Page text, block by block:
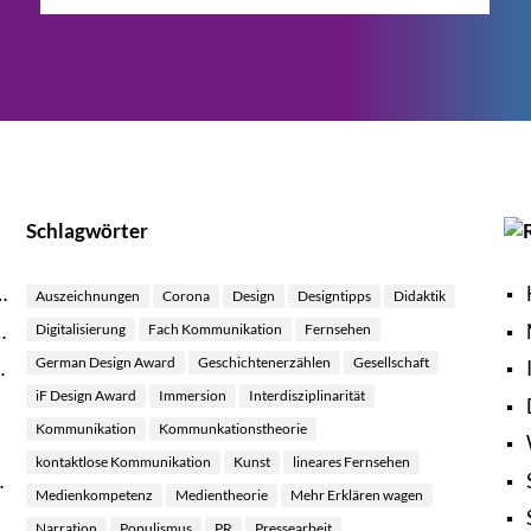
Schlagwörter
Aus­zeich­nun­gen Corona Design Design­tipps
Didak­tik
Digi­ta­li­sie­rung
Fach Kom­mu­ni­ka­tion
Fern­se­hen
Ger­man Design Award
Geschich­ten­er­zäh­len
Gesell­schaft
iF Design Award
Immersion
Inter­diszi­plinari­tät
Kom­mu­ni­ka­tion
Kom­mun­ka­ti­ons­theo­rie
kon­takt­lose Kommunikation
Kunst
linea­res Fernsehen
Medien­kompetenz
Medi­en­theo­rie
Mehr Erklä­ren wagen